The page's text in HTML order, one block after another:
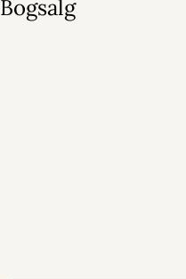
Bogsalg